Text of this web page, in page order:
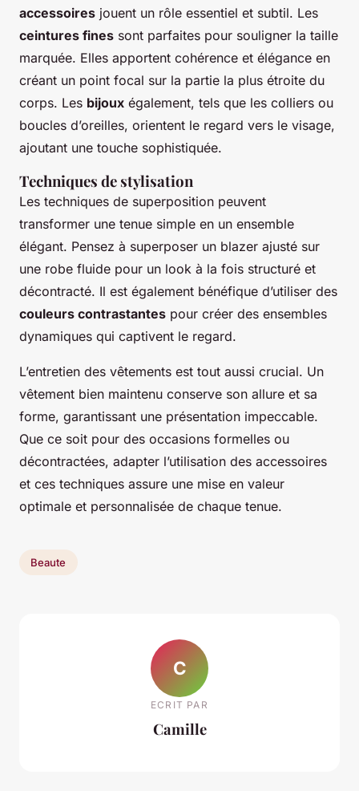
accessoires jouent un rôle essentiel et subtil. Les
ceintures fines sont parfaites pour souligner la taille
marquée. Elles apportent cohérence et élégance en
créant un point focal sur la partie la plus étroite du
corps. Les bijoux également, tels que les colliers ou
boucles d’oreilles, orientent le regard vers le visage,
ajoutant une touche sophistiquée.
Techniques de stylisation
Les techniques de superposition peuvent
transformer une tenue simple en un ensemble
élégant. Pensez à superposer un blazer ajusté sur
une robe fluide pour un look à la fois structuré et
décontracté. Il est également bénéfique d’utiliser des
couleurs contrastantes pour créer des ensembles
dynamiques qui captivent le regard.
L’entretien des vêtements est tout aussi crucial. Un
vêtement bien maintenu conserve son allure et sa
forme, garantissant une présentation impeccable.
Que ce soit pour des occasions formelles ou
décontractées, adapter l’utilisation des accessoires
et ces techniques assure une mise en valeur
optimale et personnalisée de chaque tenue.
Beaute
C
ECRIT PAR
Camille